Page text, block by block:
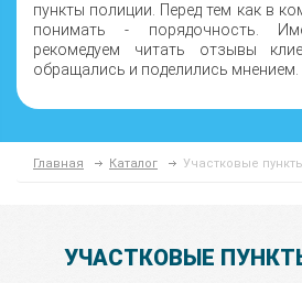
пункты полиции. Перед тем как в
понимать - порядочность.
рекомедуем читать отзывы
обращались и поделились мнением.
Главная Каталог Участковые
УЧАСТКОВЫЕ